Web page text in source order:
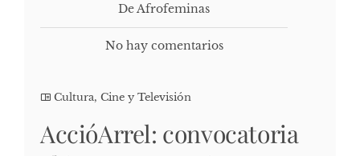
De Afrofeminas
No hay comentarios
Cultura, Cine y Televisión
AccióArrel: convocatoria